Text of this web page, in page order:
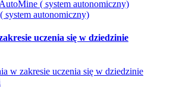
( system autonomiczny)
system autonomiczny)
uczenia się w dziedzinie
w zakresie uczenia się w dziedzinie